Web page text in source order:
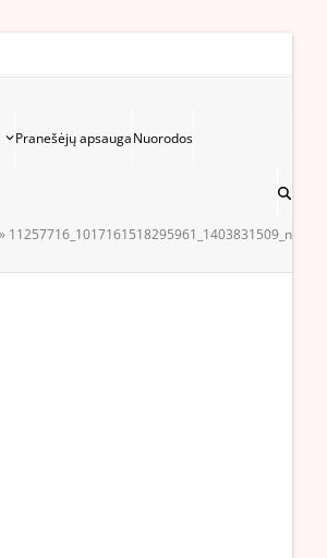
Pranešėjų apsaugaNuorodos
» 11257716_1017161518295961_1403831509_n